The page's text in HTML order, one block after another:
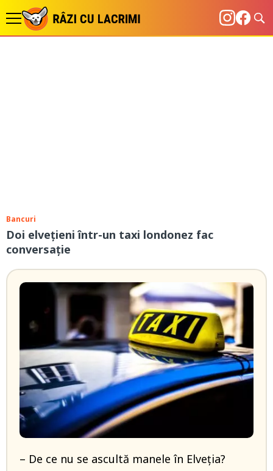
Bancuri
Doi elvețieni într-un taxi londonez fac
conversație
– De ce nu se ascultă manele în Elveţia?